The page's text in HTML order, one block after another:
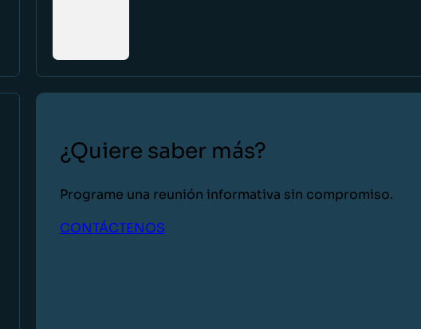
¿Quiere saber más?
Programe una reunión informativa sin compromiso.
CONTÁCTENOS